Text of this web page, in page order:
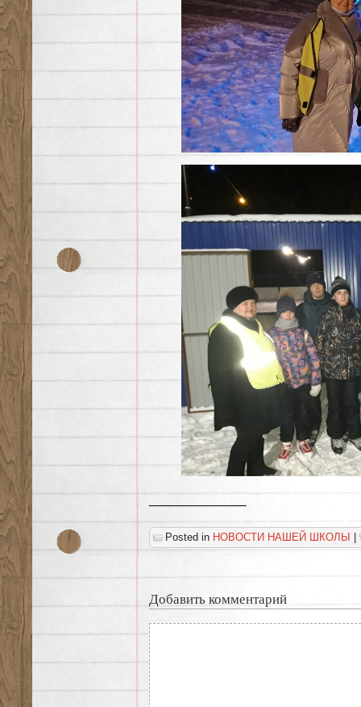
___________
Posted in НОВОСТИ НАШЕЙ ШКОЛЫ
Добавить комментарий